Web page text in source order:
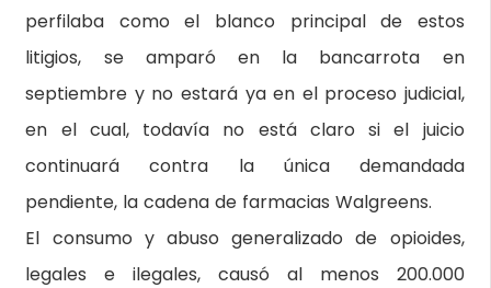
perfilaba como el blanco principal de estos
litigios, se amparó en la bancarrota en
septiembre y no estará ya en el proceso judicial,
en el cual, todavía no está claro si el juicio
continuará contra la única demandada
pendiente, la cadena de farmacias Walgreens.
El consumo y abuso generalizado de opioides,
legales e ilegales, causó al menos 200.000